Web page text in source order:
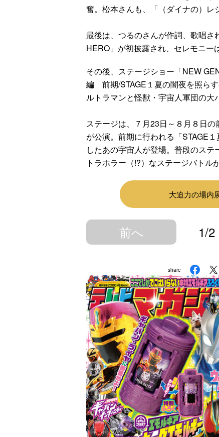
奮。松本さんも、「（ダイナの）レ
最後は、つるのさんが作詞、歌唱
HERO」が初披露され、セレモニー
その後、ステージショー「NEW
編 前期/STAGE１夏の闇夜を照ら
ルトラマンと怪獣・宇宙人軍団の大
ステージは、７月23日～８月８日
が公演。前期に行われる「STAGE
したあの宇宙人が登場。普段のス
トラホラー（!?）なステージバトル
大迫力の場内
前へ 1/2
share
【特別編】トラ
ンスフォーマー
ごー！ごー！
【月イチ更新】
【第6話更新
♡】 わんもあ！
トランスフォー
マーごー！ご
ー！【月末更
新】